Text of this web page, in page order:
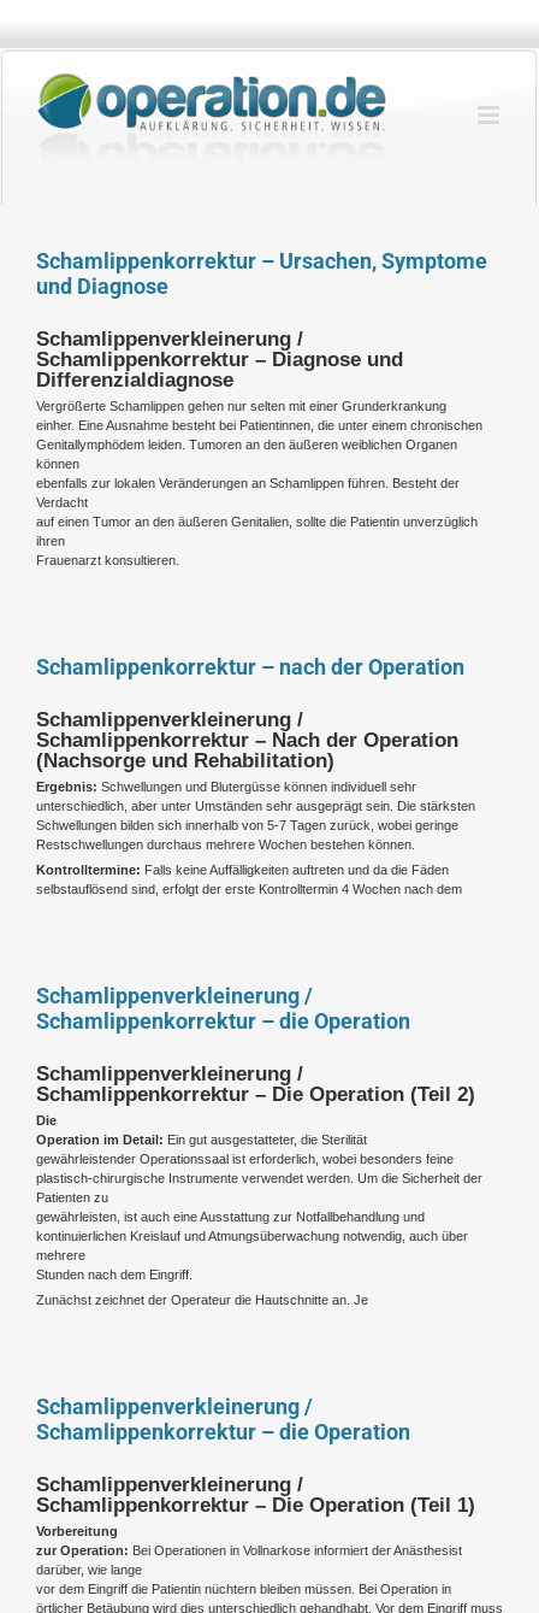
springen
Schamlippenkorrektur – Ursachen, Symptome
und Diagnose
Schamlippenverkleinerung /
Schamlippenkorrektur – Diagnose und
Differenzialdiagnose
Vergrößerte Schamlippen gehen nur selten mit einer Grunderkrankung
einher. Eine Ausnahme besteht bei Patientinnen, die unter einem chronischen
Genitallymphödem leiden. Tumoren an den äußeren weiblichen Organen
können
ebenfalls zur lokalen Veränderungen an Schamlippen führen. Besteht der
Verdacht
auf einen Tumor an den äußeren Genitalien, sollte die Patientin unverzüglich
ihren
Frauenarzt konsultieren.
Schamlippenkorrektur – nach der Operation
Schamlippenverkleinerung /
Schamlippenkorrektur – Nach der Operation
(Nachsorge und Rehabilitation)
Ergebnis: Schwellungen und Blutergüsse können individuell sehr
unterschiedlich, aber unter Umständen sehr ausgeprägt sein. Die stärksten
Schwellungen bilden sich innerhalb von 5-7 Tagen zurück, wobei geringe
Restschwellungen durchaus mehrere Wochen bestehen können.
Kontrolltermine: Falls keine Auffälligkeiten auftreten und da die Fäden
selbstauflösend sind, erfolgt der erste Kontrolltermin 4 Wochen nach dem
Schamlippenverkleinerung /
Schamlippenkorrektur – die Operation
Schamlippenverkleinerung /
Schamlippenkorrektur – Die Operation (Teil 2)
Die
Operation im Detail: Ein gut ausgestatteter, die Sterilität
gewährleistender Operationssaal ist erforderlich, wobei besonders feine
plastisch-chirurgische Instrumente verwendet werden. Um die Sicherheit der
Patienten zu
gewährleisten, ist auch eine Ausstattung zur Notfallbehandlung und
kontinuierlichen Kreislauf und Atmungsüberwachung notwendig, auch über
mehrere
Stunden nach dem Eingriff.
Zunächst zeichnet der Operateur die Hautschnitte an. Je
Schamlippenverkleinerung /
Schamlippenkorrektur – die Operation
Schamlippenverkleinerung /
Schamlippenkorrektur – Die Operation (Teil 1)
Vorbereitung
zur Operation: Bei Operationen in Vollnarkose informiert der Anästhesist
darüber, wie lange
vor dem Eingriff die Patientin nüchtern bleiben müssen. Bei Operation in
örtlicher Betäubung wird dies unterschiedlich gehandhabt. Vor dem Eingriff muss